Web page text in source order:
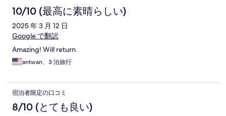
10/10 (最高に素晴らしい)
2025 年 3 月 12 日
Google で翻訳
Amazing! Will return.
antwan、3 泊旅行
宿泊者限定の口コミ
8/10 (とても良い)